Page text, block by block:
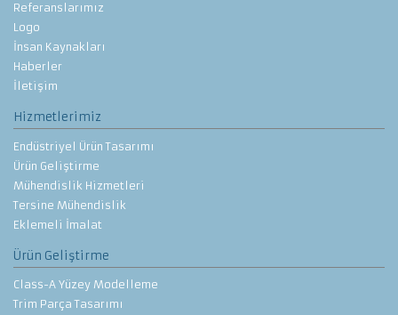
Referanslarımız
Logo
İnsan Kaynakları
Haberler
İletişim
Hizmetlerimiz
Endüstriyel Ürün Tasarımı
Ürün Geliştirme
Mühendislik Hizmetleri
Tersine Mühendislik
Eklemeli İmalat
Ürün Geliştirme
Class-A Yüzey Modelleme
Trim Parça Tasarımı